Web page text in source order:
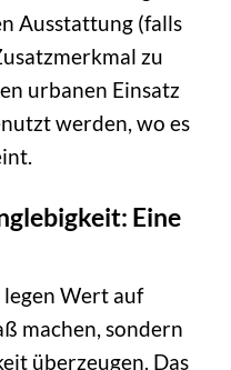
Ausstattung (falls
zu
urbanen Einsatz
werden, wo es
Eine
Wert auf
machen, sondern
überzeugen. Das